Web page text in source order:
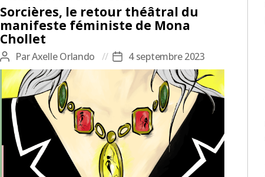
Sorcières, le retour théâtral du
manifeste féministe de Mona
Chollet
Auteur
de
l’article
ParAxelle Orlando
Date
de
l’article
4 septembre 2023